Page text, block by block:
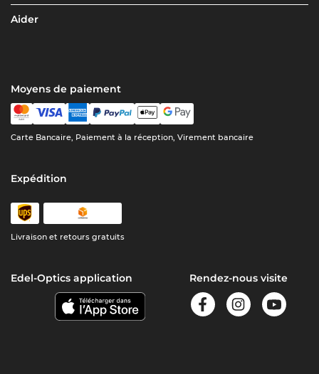
Aider
Moyens de paiement
Carte Bancaire, Paiement à la réception, Virement bancaire
Expédition
Livraison et retours gratuits
Edel-Optics application Rendez-nous visite